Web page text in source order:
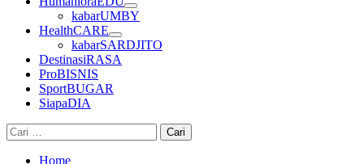
kabarUMBY
HealthCARE
kabarSARDJITO
DestinasiRASA
ProBISNIS
SportBUGAR
SiapaDIA
Cari
untuk:
Home